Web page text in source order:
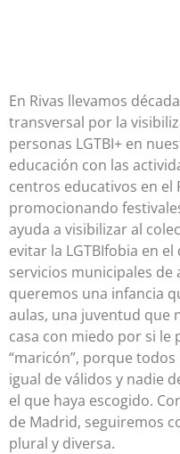
En Rivas llevamos
transversal por la
personas LGTBI+ en
educación con las
centros educativos en el
promocionando
ayuda a visibilizar al
evitar la LGTBIfobia en
servicios municipales
queremos una infancia
aulas, una juventud que
casa con miedo por si le
“maricón”, porque
igual de válidos y nadie
el que haya escogido.
de Madrid, seguiremos
plural y diversa.